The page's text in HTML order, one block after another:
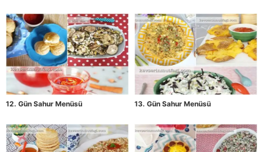
12. Gün Sahur Menüsü 13. Gün Sahur Menüsü